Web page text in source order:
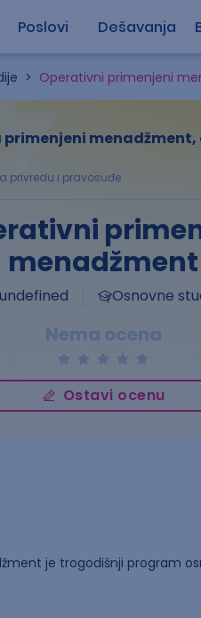
Poslovi Dešavanja
> Operativni primenjeni
menadžment
undefined Osnovne
Nema ocena
Ostavi ocenu
primenjeni menadžment,
privredu i pravosuđe
je trogodišnji program